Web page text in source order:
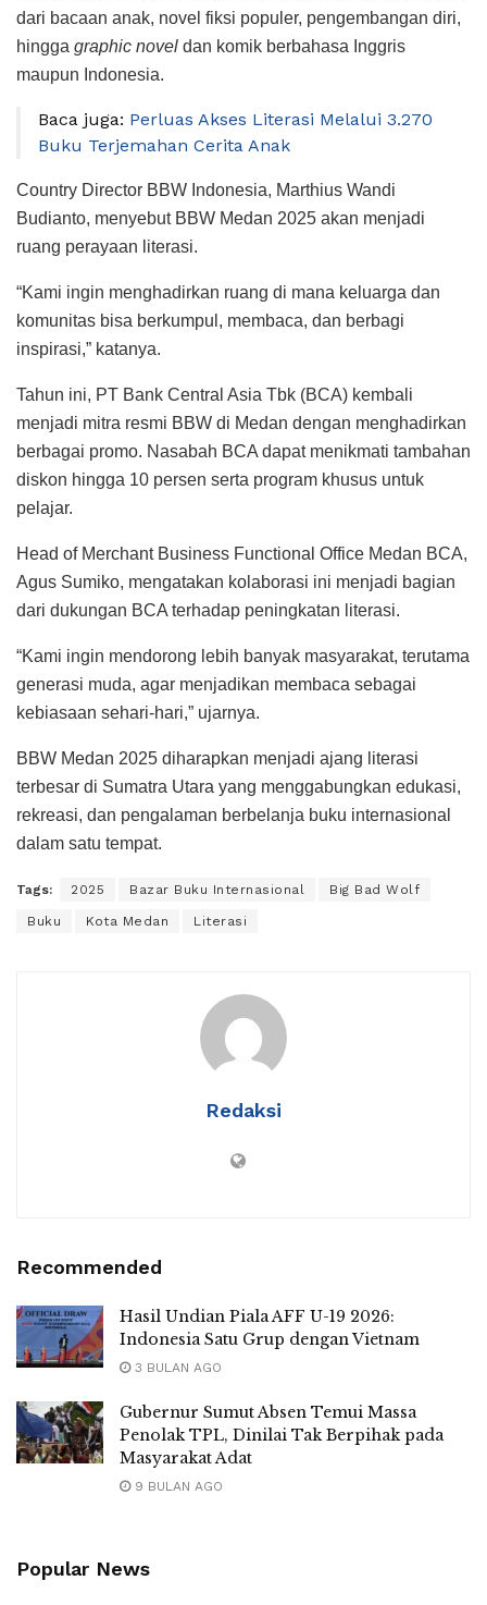
dari bacaan anak, novel fiksi populer, pengembangan diri,
hingga graphic novel dan komik berbahasa Inggris
maupun Indonesia.
Baca juga: Perluas Akses Literasi Melalui 3.270
Buku Terjemahan Cerita Anak
Country Director BBW Indonesia, Marthius Wandi
Budianto, menyebut BBW Medan 2025 akan menjadi
ruang perayaan literasi.
“Kami ingin menghadirkan ruang di mana keluarga dan
komunitas bisa berkumpul, membaca, dan berbagi
inspirasi,” katanya.
Tahun ini, PT Bank Central Asia Tbk (BCA) kembali
menjadi mitra resmi BBW di Medan dengan menghadirkan
berbagai promo. Nasabah BCA dapat menikmati tambahan
diskon hingga 10 persen serta program khusus untuk
pelajar.
Head of Merchant Business Functional Office Medan BCA,
Agus Sumiko, mengatakan kolaborasi ini menjadi bagian
dari dukungan BCA terhadap peningkatan literasi.
“Kami ingin mendorong lebih banyak masyarakat, terutama
generasi muda, agar menjadikan membaca sebagai
kebiasaan sehari-hari,” ujarnya.
BBW Medan 2025 diharapkan menjadi ajang literasi
terbesar di Sumatra Utara yang menggabungkan edukasi,
rekreasi, dan pengalaman berbelanja buku internasional
dalam satu tempat.
Tags: 2025 Bazar Buku Internasional Big Bad Wolf
Buku Kota Medan Literasi
Redaksi
Recommended
Hasil Undian Piala AFF U-19 2026:
Indonesia Satu Grup dengan Vietnam
3 BULAN AGO
Gubernur Sumut Absen Temui Massa
Penolak TPL, Dinilai Tak Berpihak pada
Masyarakat Adat
9 BULAN AGO
Popular News